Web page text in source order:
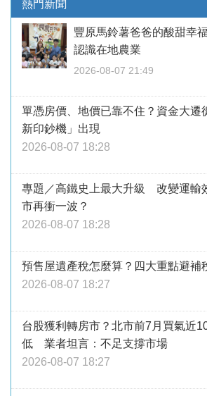
熱門新聞
豐原馬鈴薯爸爸的酸甜幸
認識在地農業
2026-08-07 21:49
單憑房價、地價已靠不住？資金大遷
新印鈔機」出現
2026-08-07 18:28
專題／高鐵史上最大升級 改變運
市再衝一波？
2026-08-07 18:28
預售屋遺產稅怎麼算？四大重點避補
2026-08-07 18:27
台股獲利轉房市？北市前7月買氣近
低 業者坦言：不足支撐市場
2026-08-07 18:27